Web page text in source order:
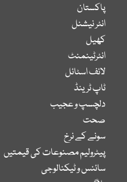
پاکستان
انٹر نیشنل
کھیل
انٹرٹینمنٹ
لائف اسٹائل
ٹاپ ٹرینڈ
دلچسپ و عجیب
صحت
سونے کے نرخ
پیٹرولیم مصنوعات کی قیمتیں
سائنس و ٹیکنالوجی